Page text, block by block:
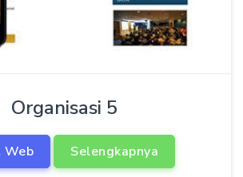
Organisasi 5
Web Selengkapnya